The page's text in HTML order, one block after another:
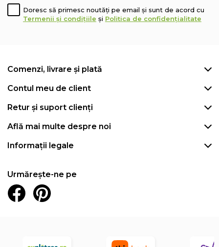
Doresc să primesc noutăți pe email și sunt de acord cu
Termenii și condițiile și Politica de confidențialitate
Comenzi, livrare și plată
Contul meu de client
Retur și suport clienți
Află mai multe despre noi
Informații legale
Urmărește-ne pe